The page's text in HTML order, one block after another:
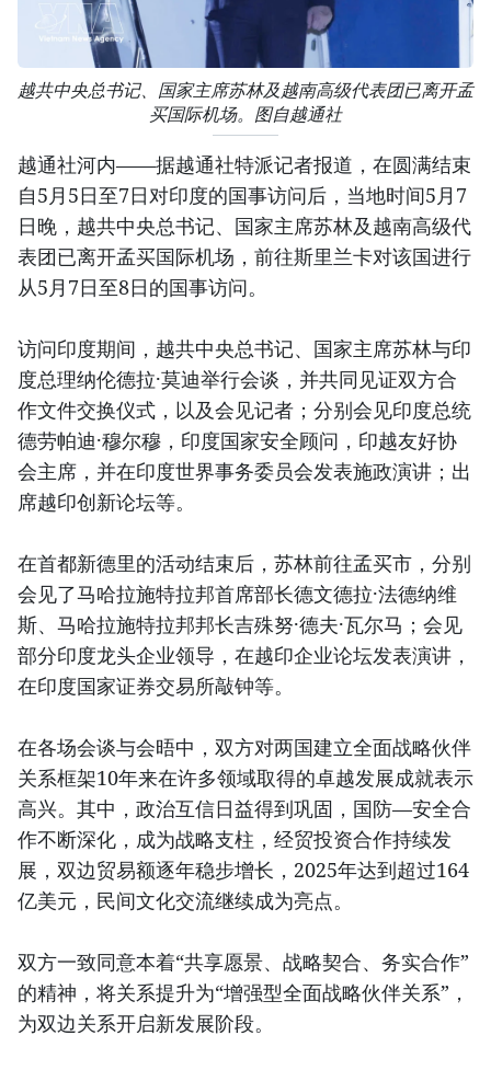
越共中央总书记、国家主席苏林及越南高级代表团已离开孟
买国际机场。图自越通社
越通社河内——据越通社特派记者报道，在圆满结束
自5月5日至7日对印度的国事访问后，当地时间5月7
日晚，越共中央总书记、国家主席苏林及越南高级代
表团已离开孟买国际机场，前往斯里兰卡对该国进行
从5月7日至8日的国事访问。
访问印度期间，越共中央总书记、国家主席苏林与印
度总理纳伦德拉·莫迪举行会谈，并共同见证双方合
作文件交换仪式，以及会见记者；分别会见印度总统
德劳帕迪·穆尔穆，印度国家安全顾问，印越友好协
会主席，并在印度世界事务委员会发表施政演讲；出
席越印创新论坛等。
在首都新德里的活动结束后，苏林前往孟买市，分别
会见了马哈拉施特拉邦首席部长德文德拉·法德纳维
斯、马哈拉施特拉邦邦长吉殊努·德夫·瓦尔马；会见
部分印度龙头企业领导，在越印企业论坛发表演讲，
在印度国家证券交易所敲钟等。
在各场会谈与会晤中，双方对两国建立全面战略伙伴
关系框架10年来在许多领域取得的卓越发展成就表示
高兴。其中，政治互信日益得到巩固，国防—安全合
作不断深化，成为战略支柱，经贸投资合作持续发
展，双边贸易额逐年稳步增长，2025年达到超过164
亿美元，民间文化交流继续成为亮点。
双方一致同意本着“共享愿景、战略契合、务实合作”
的精神，将关系提升为“增强型全面战略伙伴关系”，
为双边关系开启新发展阶段。